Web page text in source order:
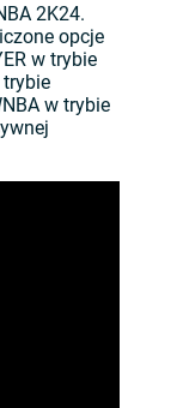
2K24.
opcje
w trybie
trybie
w trybie